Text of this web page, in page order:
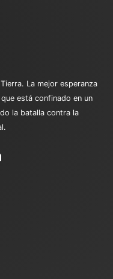
La mejor esperanza
está confinado en un
la batalla contra la